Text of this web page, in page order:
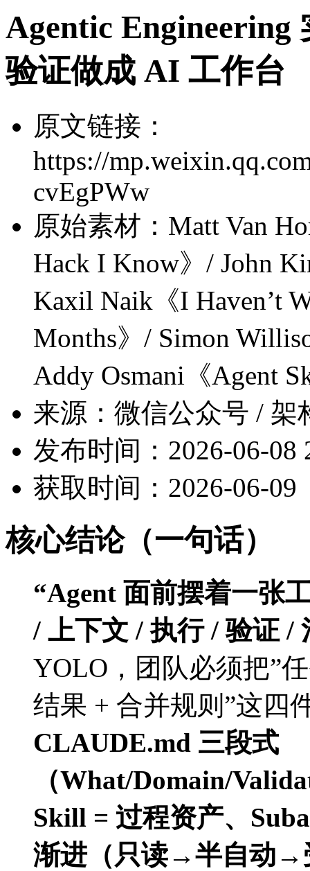
Agentic Engineering
验证做成 AI 工作台
原文链接：
https://
cvEgPWw
原始素材：Matt Van
Hack I Know》/ John
Kaxil Naik《I Haven’t
Months》/ Simon
Addy Osmani《Agent
来源：微信公众号 / 架
发布时间：2026-06-08
获取时间：2026-06-09
核心结论（一句话）
“Agent 面前摆着一张
/ 上下文 / 执行 / 验证 /
YOLO，团队必须把”
结果 + 合并规则”这四
CLAUDE.md 三段式
（What/Domain/
Skill = 过程资产、
渐进（只读→半自动→